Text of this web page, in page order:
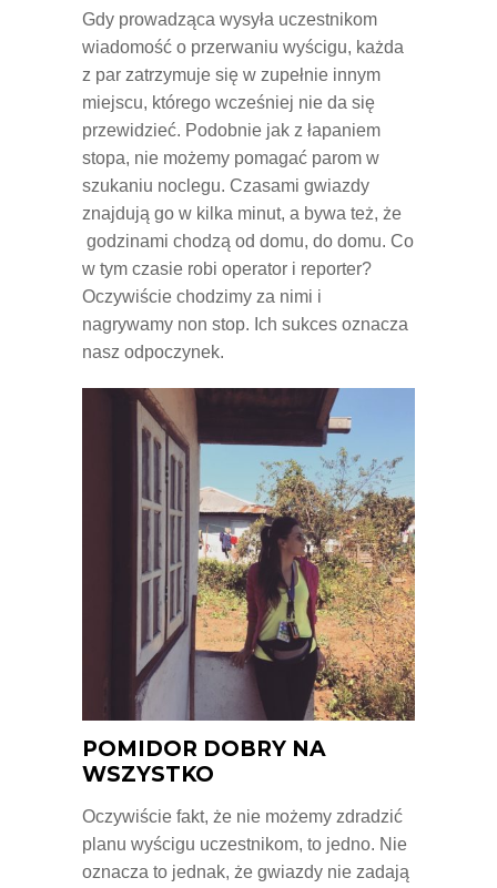
Gdy prowadząca wysyła uczestnikom
wiadomość o przerwaniu wyścigu, każda
z par zatrzymuje się w zupełnie innym
miejscu, którego wcześniej nie da się
przewidzieć. Podobnie jak z łapaniem
stopa, nie możemy pomagać parom w
szukaniu noclegu. Czasami gwiazdy
znajdują go w kilka minut, a bywa też, że
godzinami chodzą od domu, do domu. Co
w tym czasie robi operator i reporter?
Oczywiście chodzimy za nimi i
nagrywamy non stop. Ich sukces oznacza
nasz odpoczynek.
POMIDOR DOBRY NA
WSZYSTKO
Oczywiście fakt, że nie możemy zdradzić
planu wyścigu uczestnikom, to jedno. Nie
oznacza to jednak, że gwiazdy nie zadają